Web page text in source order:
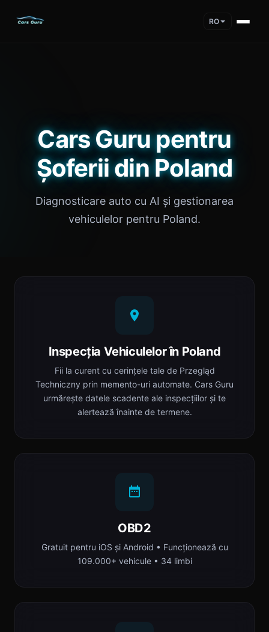
RO
Cars Guru pentru
Șoferii din Poland
Diagnosticare auto cu AI și gestionarea
vehiculelor pentru Poland.
Inspecția Vehiculelor în Poland
Fii la curent cu cerințele tale de Przegląd
Techniczny prin memento-uri automate. Cars Guru
urmărește datele scadente ale inspecțiilor și te
alertează înainte de termene.
OBD2
Gratuit pentru iOS și Android • Funcționează cu
109.000+ vehicule • 34 limbi